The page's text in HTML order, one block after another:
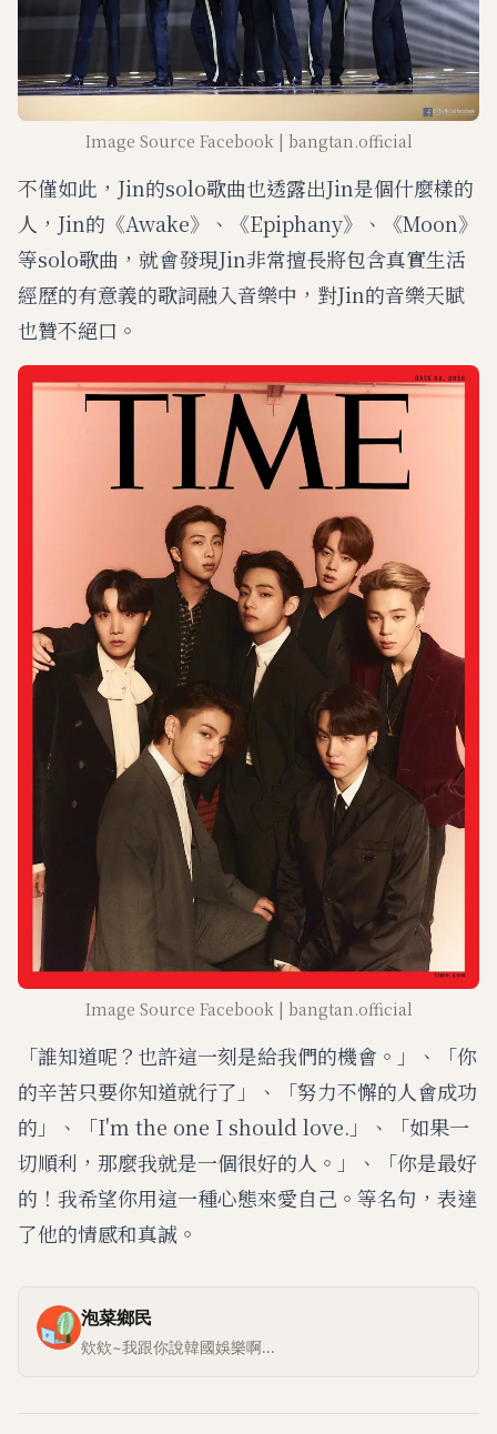
Image Source Facebook | bangtan.official
不僅如此，Jin的solo歌曲也透露出Jin是個什麼樣的
人，Jin的《Awake》、《Epiphany》、《Moon》
等solo歌曲，就會發現Jin非常擅長將包含真實生活
經歷的有意義的歌詞融入音樂中，對Jin的音樂天賦
也贊不絕口。
Image Source Facebook | bangtan.official
「誰知道呢？也許這一刻是給我們的機會。」、「你
的辛苦只要你知道就行了」、「努力不懈的人會成功
的」、「I'm the one I should love.」、「如果一
切順利，那麼我就是一個很好的人。」、「你是最好
的！我希望你用這一種心態來愛自己。等名句，表達
了他的情感和真誠。
泡菜鄉民
欸欸~我跟你說韓國娛樂啊...